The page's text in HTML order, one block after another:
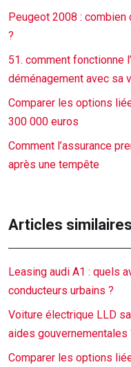
Peugeot 2008 : combien
?
51. comment fonctionne
déménagement avec sa
Comparer les options
300 000 euros
Comment l’assurance
après une tempête
Articles similaires
Leasing audi A1 : quels
conducteurs urbains ?
Voiture électrique LLD
aides gouvernementales
Comparer les options